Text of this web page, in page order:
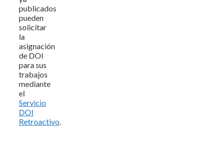
publicados
pueden
solicitar
la
asignación
de DOI
para sus
trabajos
mediante
el
Servicio
DOI
Retroactivo.